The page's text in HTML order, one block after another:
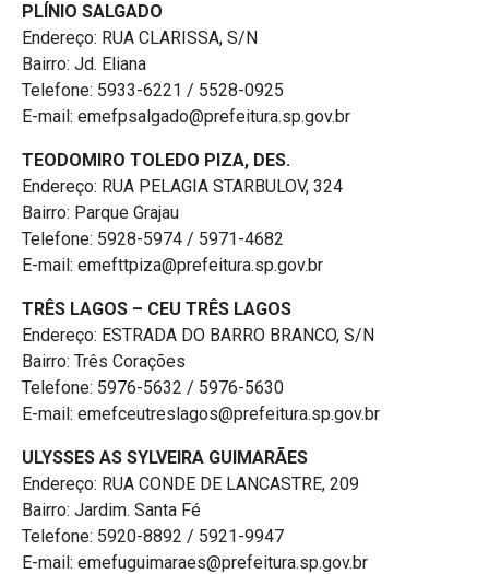
PLÍNIO SALGADO
Endereço: RUA CLARISSA, S/N
Bairro: Jd. Eliana
Telefone: 5933-6221 / 5528-0925
E-mail: emefpsalgado@prefeitura.sp.gov.br
TEODOMIRO TOLEDO PIZA, DES.
Endereço: RUA PELAGIA STARBULOV, 324
Bairro: Parque Grajau
Telefone: 5928-5974 / 5971-4682
E-mail: emefttpiza@prefeitura.sp.gov.br
TRÊS LAGOS – CEU TRÊS LAGOS
Endereço: ESTRADA DO BARRO BRANCO, S/N
Bairro: Três Corações
Telefone: 5976-5632 / 5976-5630
E-mail: emefceutreslagos@prefeitura.sp.gov.br
ULYSSES AS SYLVEIRA GUIMARÃES
Endereço: RUA CONDE DE LANCASTRE, 209
Bairro: Jardim. Santa Fé
Telefone: 5920-8892 / 5921-9947
E-mail: emefuguimaraes@prefeitura.sp.gov.br